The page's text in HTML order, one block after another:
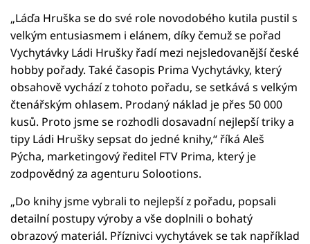
„Láďa Hruška se do své role novodobého kutila pustil s
velkým entusiasmem i elánem, díky čemuž se pořad
Vychytávky Ládi Hrušky řadí mezi nejsledovanější české
hobby pořady. Také časopis Prima Vychytávky, který
obsahově vychází z tohoto pořadu, se setkává s velkým
čtenářským ohlasem. Prodaný náklad je přes 50 000
kusů. Proto jsme se rozhodli dosavadní nejlepší triky a
tipy Ládi Hrušky sepsat do jedné knihy,“ říká Aleš
Pýcha, marketingový ředitel FTV Prima, který je
zodpovědný za agenturu Solootions.
„Do knihy jsme vybrali to nejlepší z pořadu, popsali
detailní postupy výroby a vše doplnili o bohatý
obrazový materiál. Příznivci vychytávek se tak například